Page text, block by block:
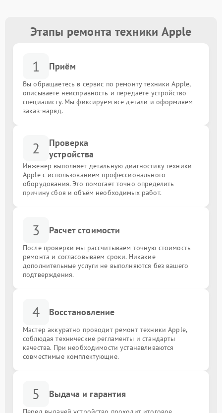
Этапы ремонта техники Apple
1 Приём
Вы обращаетесь в сервис по ремонту техники Apple,
описываете неисправность и передаёте устройство
специалисту. Мы фиксируем все детали и оформляем
заказ-наряд.
2
Проверка
устройства
Инженер выполняет детальную диагностику техники
Apple с использованием профессионального
оборудования. Это помогает точно определить
причину сбоя и объём необходимых работ.
3 Расчет стоимости
После проверки мы рассчитываем точную стоимость
ремонта и согласовываем сроки. Никакие
дополнительные услуги не выполняются без вашего
подтверждения.
4 Восстановление
Мастер аккуратно проводит ремонт техники Apple,
соблюдая технические регламенты и стандарты
качества. При необходимости устанавливаются
совместимые комплектующие.
5 Выдача и гарантия